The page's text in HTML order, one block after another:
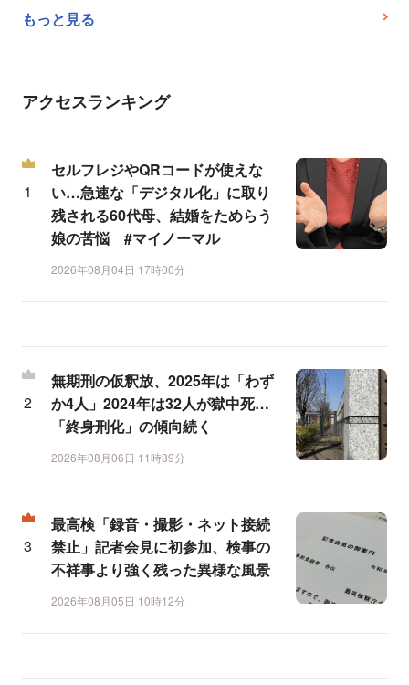
もっと見る
アクセスランキング
セルフレジやQRコードが使えな
い…急速な「デジタル化」に取り
残される60代母、結婚をためらう
娘の苦悩 #マイノーマル
2026年08月04日 17時00分
無期刑の仮釈放、2025年は「わず
か4人」2024年は32人が獄中死…
「終身刑化」の傾向続く
2026年08月06日 11時39分
最高検「録音・撮影・ネット接続
禁止」記者会見に初参加、検事の
不祥事より強く残った異様な風景
2026年08月05日 10時12分